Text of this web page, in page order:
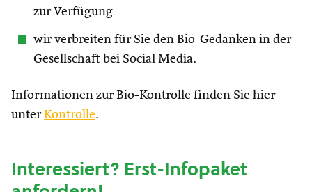
zur Verfügung
wir verbreiten für Sie den Bio-Gedanken in der
Gesellschaft bei Social Media.
Informationen zur Bio-Kontrolle finden Sie hier
unterKontrolle.
Interessiert? Erst-Infopaket